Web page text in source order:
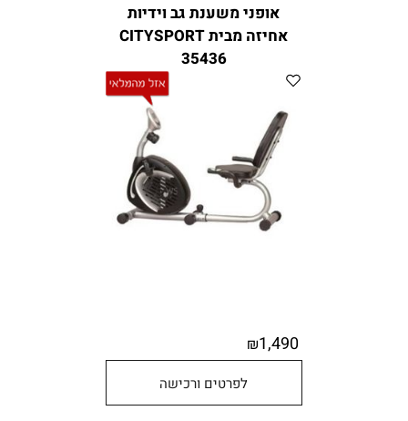
אופני משענת גב וידיות
אחיזה מבית CITYSPORT
35436
₪1,490
לפרטים ורכישה